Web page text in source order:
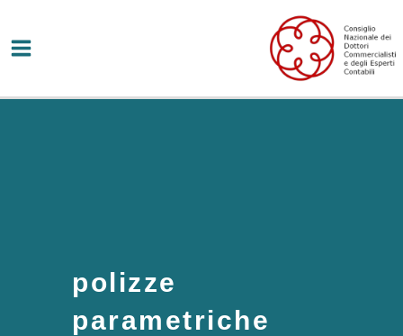
contenuto
polizze
parametriche